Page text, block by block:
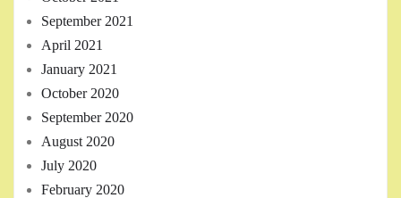
September 2021
April 2021
January 2021
October 2020
September 2020
August 2020
July 2020
February 2020